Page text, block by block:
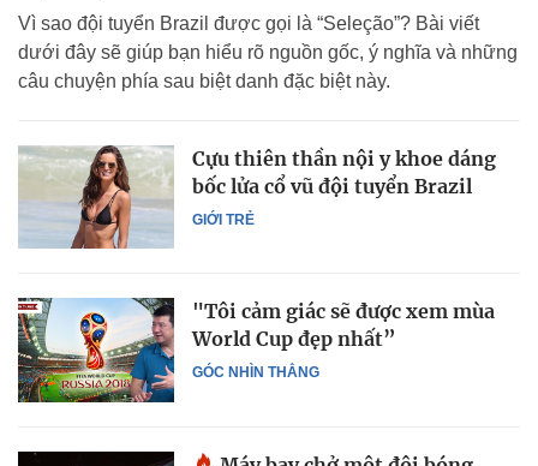
Vì sao đội tuyển Brazil được gọi là “Seleção”? Bài viết
dưới đây sẽ giúp bạn hiểu rõ nguồn gốc, ý nghĩa và những
câu chuyện phía sau biệt danh đặc biệt này.
GIỚI TRẺ
Cựu thiên thần nội y khoe dáng
bốc lửa cổ vũ đội tuyển Brazil
GÓC NHÌN THẲNG
"Tôi cảm giác sẽ được xem mùa
World Cup đẹp nhất”